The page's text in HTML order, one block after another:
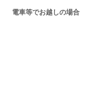
電車等でお越しの場合